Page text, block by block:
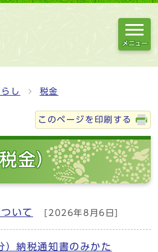
メニュー
らし 税金
このページを印刷する
金）
いて [2026年8月6日]
納税通知書のみかた